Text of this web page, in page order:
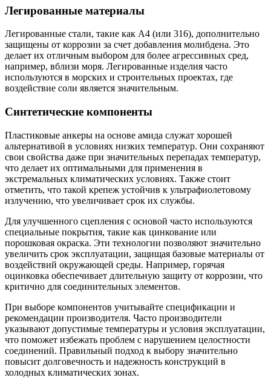
Легированные материалы
Легированные стали, такие как A4 (или 316), дополнительно
защищены от коррозии за счет добавления молибдена. Это
делает их отличным выбором для более агрессивных сред,
например, вблизи моря. Легированные изделия часто
используются в морских и строительных проектах, где
воздействие соли является значительным.
Синтетические компоненты
Пластиковые анкеры на основе амида служат хорошей
альтернативой в условиях низких температур. Они сохраняют
свои свойства даже при значительных перепадах температур,
что делает их оптимальными для применения в
экстремальных климатических условиях. Также стоит
отметить, что такой крепеж устойчив к ультрафиолетовому
излучению, что увеличивает срок их службы.
Для улучшенного сцепления с основой часто используются
специальные покрытия, такие как цинкование или
порошковая окраска. Эти технологии позволяют значительно
увеличить срок эксплуатации, защищая базовые материалы от
воздействий окружающей среды. Например, горячая
оцинковка обеспечивает длительную защиту от коррозии, что
критично для соединительных элементов.
При выборе компонентов учитывайте спецификации и
рекомендации производителя. Часто производители
указывают допустимые температуры и условия эксплуатации,
что поможет избежать проблем с нарушением целостности
соединений. Правильный подход к выбору значительно
повысит долговечность и надежность конструкций в
холодных климатических зонах.